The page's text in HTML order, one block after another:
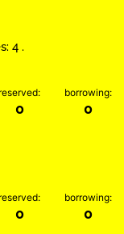
4 .
reserved:
0
borrowing:
0
reserved:
0
borrowing:
0